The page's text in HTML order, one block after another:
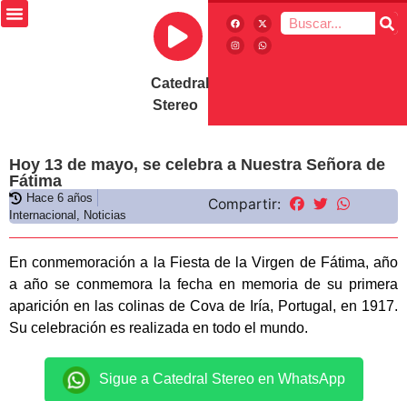
Catedral
Stereo
Hoy 13 de mayo, se celebra a Nuestra Señora de
Fátima
Hace 6 años
Internacional , Noticias
Compartir:
En conmemoración a la Fiesta de la Virgen de Fátima, año
a año se conmemora la fecha en memoria de su primera
aparición en las colinas de Cova de Iría, Portugal, en 1917.
Su celebración es realizada en todo el mundo.
Sigue a Catedral Stereo en WhatsApp